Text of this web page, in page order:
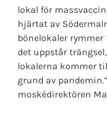
lokal för
hjärtat av
bönelokaler
det uppstår
lokalerna kommer
grund av
moskédirektören